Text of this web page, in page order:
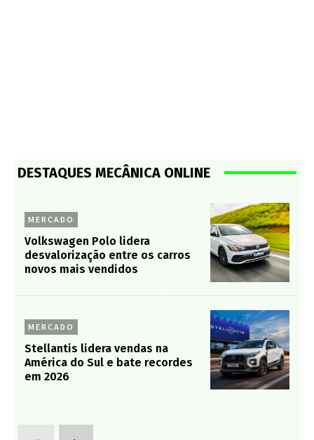
DESTAQUES MECÂNICA ONLINE
MERCADO
Volkswagen Polo lidera
desvalorização entre os carros
novos mais vendidos
MERCADO
Stellantis lidera vendas na
América do Sul e bate recordes
em 2026